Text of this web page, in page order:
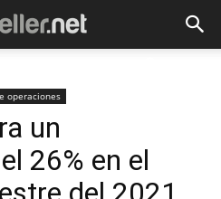
operaciones
un
26% en el